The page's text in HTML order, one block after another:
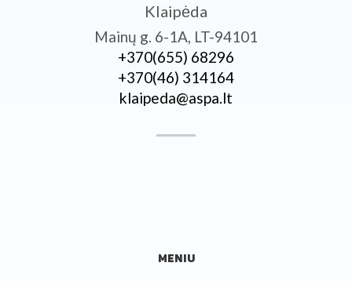
Klaipėda
Mainų g. 6-1A, LT-94101
+370­(655) 68296
+370­(46) 314164
klaipeda@aspa.lt
MENIU